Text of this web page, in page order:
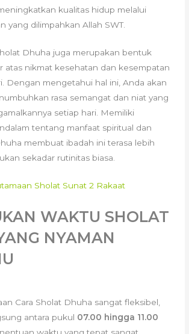
kualitas hidup melalui
yang dilimpahkan Allah SWT.
Dhuha juga merupakan bentuk
atas nikmat kesehatan dan kesempatan
Dengan mengetahui hal ini, Anda akan
rasa semangat dan niat yang
setiap hari. Memiliki
tentang manfaat spiritual dan
membuat ibadah ini terasa lebih
sekadar rutinitas biasa.
Sholat Sunat 2 Rakaat
WAKTU SHOLAT
NYAMAN
Cara Sholat Dhuha sangat fleksibel,
antara pukul 07.00 hingga 11.00